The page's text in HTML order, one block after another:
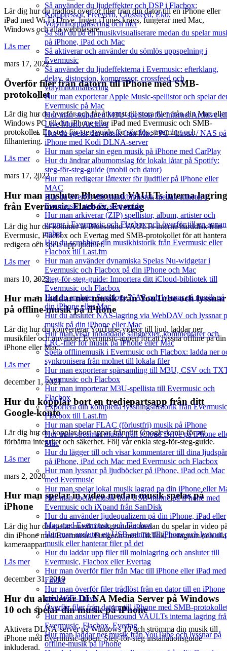
Så använder du ljudeffekter och DSP i Flacbox:
Kompressor, Freeverb, Crossfeed, Eko,
Volymnormalisering och mer
Så slår du på en musikvisualiserare medan du spelar
på iPhone, iPad och Mac
Så aktiverar och använder du sömlös uppspelning i
Evermusic
Så använder du ljudeffekterna i Evermusic: efterklang,
delay, distorsion, kompressor, crossfeed och
volymnormalisering
Hur man exporterar Apple Music-spellistor och spelar
Evermusic på Mac
Hur man skapar en M3U-spellista för Internet Archive
Live Music Archive
Hur du spelar din musik från Mac / PC / Linux / NAS på
iPhone med Kodi DLNA-server
Hur man spelar sin egen musik på iPhone med CarPlay
Hur du ändrar albumomslag för lokala låtar på Spotify:
steg-för-steg-guide (mobil och dator)
Hur man redigerar låttexter för ljudfiler på iPhone eller
MAC
Hur du överför ditt musikbibliotek mellan enheter i
Evermusic: steg-för-steg-guide
Hur man arkiverar (ZIP) spellistor, album, artister och
genrer i Evermusic och Flacbox och överför till en annan
enhet
Hur du scrobblar din musikhistorik från Evermusic eller
Flacbox till Last.fm
Hur man använder dynamiska Spelas Nu-widgetar i
Evermusic och Flacbox på din iPhone och Mac
Steg-för-steg-guide: Importera ditt iCloud-bibliotek till
Evermusic och Flacbox
Hur du ansluter Synology NAS och lyssnar på musik på
din iPhone eller Mac
Hur du ansluter NAS-lagring via WebDAV och lyssnar
musik på din iPhone eller Mac
Hur man visar inbäddade sångtexter, kommentarer och
LRC-filer för musik på iPhone eller Mac
Spela offlinemusik i Evermusic och Flacbox: ladda ner
synkronisera från molnet till lokala filer
Hur man exporterar spårsamling till M3U, CSV och
Evermusic och Flacbox
Hur man importerar M3U-spellista till Evermusic och
Flacbox
Exportera din kompletta lyssningshistorik från
Flacbox till Last.fm
Hur man spelar FLAC (förlustfri) musik på iPhone
Hur man streamar musik från iCloud Drive på iPhone
Mac
Hur du lägger till och visar kommentarer till dina ljudspår
på iPhone, iPad och Mac med Evermusic och Flacbox
Hur man lyssnar på ljudböcker på iPhone, iPad och Mac
med Evermusic
Hur man spelar lokal musik lagrad pa din iPhone eller
Hur man spelar musik från USB-minne på iPhone med
Evermusic och iXpand från SanDisk
Hur du använder ljudequalizern på din iPhone, iPad eller
Mac med Evermusic och Flacbox
Hur man ansluter ett USB-minne till iPhone och lyssnar
musik eller hanterar filer på det
Hur du laddar upp filer till molnlagring och ansluter till
Evermusic, Flacbox eller Evertag
Hur man överför filer från Mac till iPhone eller iPad med
Finder
Hur man överför filer trådlöst från en dator till en iPhone
med WiFi-Drive
Överför filer från datorn till iPhone med SMB-
Hur man ansluter Bluesound VAULTs interna lagring
Evermusic, Flacbox, Evertag
Hur man laddar ner musik från YouTube och lyssnar på
offline-musik på iPhone
Lär dig hur du trådlöst överför filer från din dator till en iPhone eller
iPad med Wi-Fi Drive. Ingen iTunes krävs, fungerar med Mac,
Windows och alla webbläsare.
Läs mer
mars 17, 2022
Överför filer från datorn till iPhone med SMB-
protokollet
Lär dig hur du överför och får åtkomst till stora filer från din Mac eller
Windows PC till din iPhone eller iPad med Evermusic och SMB-
protokollet. En steg-för-steg-guide för sömlös streaming och
filhantering.
Läs mer
mars 17, 2022
Hur man ansluter Bluesound VAULTs interna lagring
från Evermusic, Flacbox, Evertag
Lär dig hur du kommer åt Bluesound VAULTs interna hårddisk från
Evermusic, Flacbox och Evertag med SMB-protokollet för att
redigera och spela upp ljudfiler.
Läs mer
mars 10, 2022
Hur man laddar ner musik från YouTube och lyssnar
på offline-musik på iPhone
Lär dig hur du konverterar YouTube-videor till ljud, laddar ner
musikfiler och använder Evermusic-appen för att lyssna offline på din
iPhone eller Mac.
Läs mer
december 1, 2021
Hur du kopplar bort en tredjepartsapp från ditt
Google-konto
Lär dig hur du kopplar bort appar från ditt Google-konto för att
förbättra integritet och säkerhet. Följ vår enkla steg-för-steg-guide.
Läs mer
mars 2, 2020
Hur man spelar in video medan musik spelas på
iPhone
Lär dig hur du spelar musik i bakgrunden medan du spelar in video
din iPhone med Evermusic. Fungerar med TikTok, Instagram och alla
kameraappar.
Läs mer
december 31, 2019
Hur du aktiverar DLNA Media Server på Windows
10 och spelar din musik på iPhone
Aktivera DLNA-server på Windows 10 och strömma din musik till
iPhone med Evermusic-appen. Steg-för-steg installationsguide
inkluderad.